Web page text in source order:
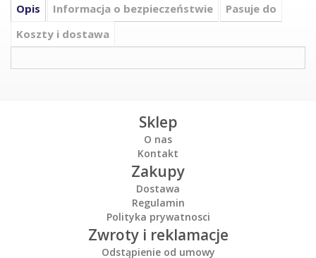
Opis Informacja o bezpieczeństwie
Pasuje do
Koszty i dostawa
Sklep
O nas
Kontakt
Zakupy
Dostawa
Regulamin
Polityka prywatnosci
Zwroty i reklamacje
Odstąpienie od umowy